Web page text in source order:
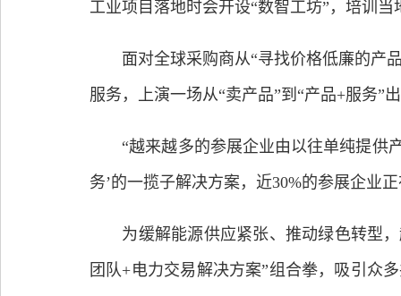
工业项目落地时会开设“数智工坊”，培训
面对全球采购商从“寻找价格低廉的产品
服务，上演一场从“卖产品”到“产品+服务”
“越来越多的参展企业由以往单纯提供产
务’的一揽子解决方案，近30%的参展企业
为缓解能源供应紧张、推动绿色转型，
团队+电力交易解决方案”组合拳，吸引众